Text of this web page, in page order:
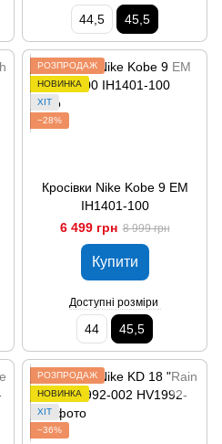
44,5 45,5
РОЗПРОДАЖ
НОВИНКА
ХІТ
−28%
Кросівки Nike Kobe 9 EM
IH1401-100
6 499 грн 8 999 грн
Купити
Доступні розміри
44 45,5
РОЗПРОДАЖ
НОВИНКА
ХІТ
−36%